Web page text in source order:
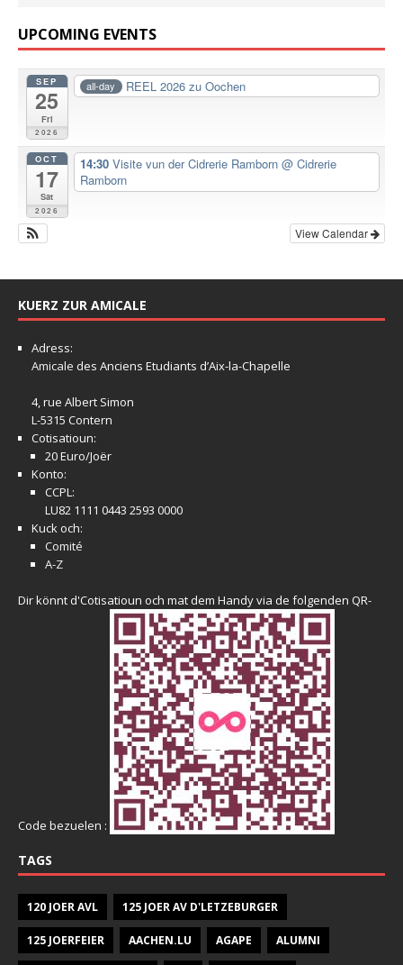
UPCOMING EVENTS
SEP
25
Fri
2026
all-day REEL 2026 zu Oochen
OCT
17
Sat
2026
14:30 Visite vun der Cidrerie Ramborn @ Cidrerie
Ramborn
View Calendar
KUERZ ZUR AMICALE
Adress:
Amicale des Anciens Etudiants d’Aix-la-Chapelle
4, rue Albert Simon
L-5315 Contern
Cotisatioun:
20 Euro/Joër
Konto:
CCPL:
LU82 1111 0443 2593 0000
Kuck och:
Comité
A-Z
Dir könnt d'Cotisatioun och mat dem Handy via de folgenden QR-
Code bezuelen :
TAGS
120 JOER AVL 125 JOER AV D'LETZEBURGER
125 JOERFEIER AACHEN.LU AGAPE ALUMNI